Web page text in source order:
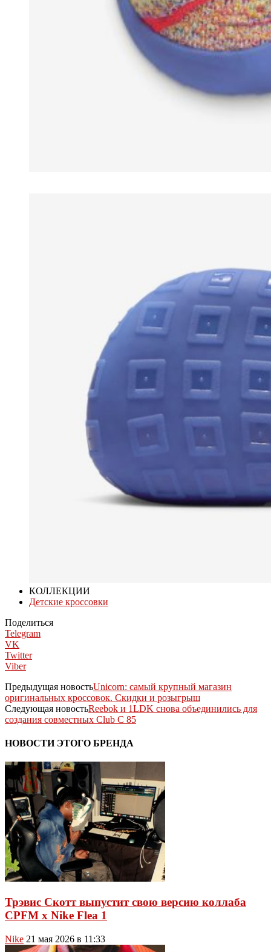
КОЛЛЕКЦИИ
Детские кроссовки
Поделиться
Telegram
VK
Twitter
Viber
Предыдущая новостьUnicorn: самый крупный магазин
оригинальных кроссовок. Скидки и розыгрыш
Следующая новостьReebok и 1LDK снова объединились для
создания совместных Club C 85
НОВОСТИ ЭТОГО БРЕНДА
Трэвис Скотт выпустит свою версию коллаба
CPFM x Nike Flea 1
Nike 21 мая 2026 в 11:33